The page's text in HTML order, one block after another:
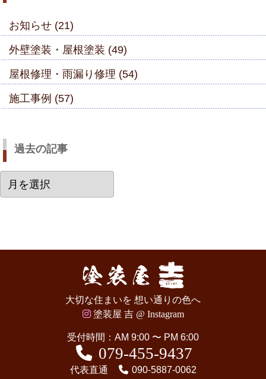
お知らせ (21)
外壁塗装・屋根塗装 (49)
屋根修理・雨漏り修理 (54)
施工事例 (57)
過去の記事
去
大切な住まいを 想い通りの色へ
塗装屋 吉 @ Instagram
受付時間：AM 9:00 〜 PM 6:00
079-455-9437
代表直通 090-5887-0062